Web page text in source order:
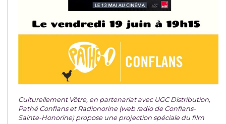
Culturellement Vôtre, en partenariat avec UGC Distribution,
Pathé Conflans et Radionorine (web radio de Conflans-
Sainte-Honorine) propose une projection spéciale du film